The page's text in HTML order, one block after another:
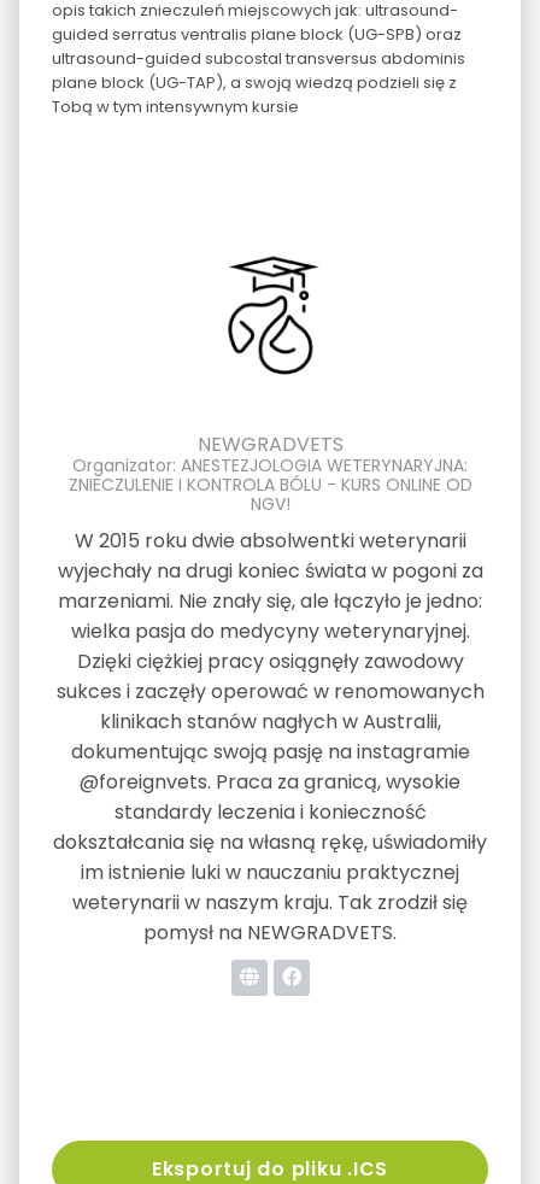
opis takich znieczuleń miejscowych jak: ultrasound-
guided serratus ventralis plane block (UG-SPB) oraz
ultrasound-guided subcostal transversus abdominis
plane block (UG-TAP), a swoją wiedzą podzieli się z
Tobą w tym intensywnym kursie
NEWGRADVETS
Organizator: ANESTEZJOLOGIA WETERYNARYJNA:
ZNIECZULENIE I KONTROLA BÓLU - KURS ONLINE OD
NGV!
W 2015 roku dwie absolwentki weterynarii
wyjechały na drugi koniec świata w pogoni za
marzeniami. Nie znały się, ale łączyło je jedno:
wielka pasja do medycyny weterynaryjnej.
Dzięki ciężkiej pracy osiągnęły zawodowy
sukces i zaczęły operować w renomowanych
klinikach stanów nagłych w Australii,
dokumentując swoją pasję na instagramie
@foreignvets. Praca za granicą, wysokie
standardy leczenia i konieczność
dokształcania się na własną rękę, uświadomiły
im istnienie luki w nauczaniu praktycznej
weterynarii w naszym kraju. Tak zrodził się
pomysł na NEWGRADVETS.
Eksportuj do pliku .ICS